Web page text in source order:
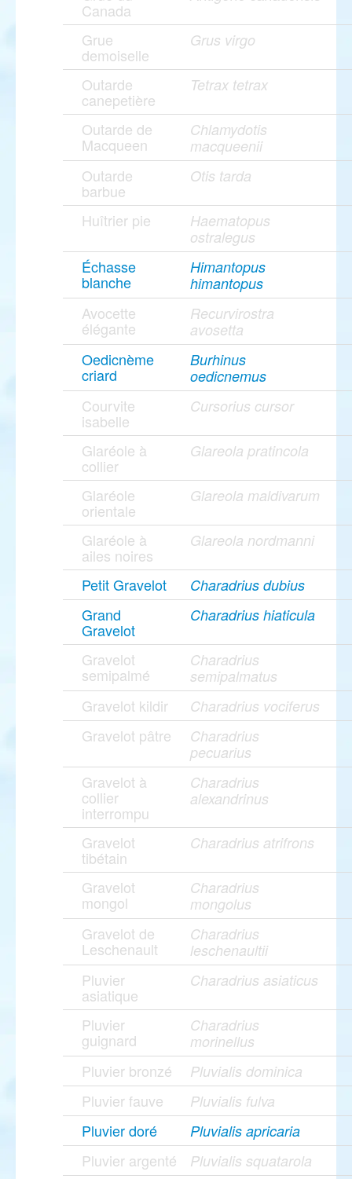
Canada
Grue
demoiselle
Grus virgo
Outarde
canepetière
Tetrax tetrax
Outarde de
Macqueen
Chlamydotis
macqueenii
Outarde
barbue
Otis tarda
Huîtrier pie
Haematopus
ostralegus
Échasse
blanche
Himantopus
himantopus
Avocette
élégante
Recurvirostra
avosetta
Oedicnème
criard
Burhinus
oedicnemus
Courvite
isabelle
Cursorius cursor
Glaréole à
collier
Glareola pratincola
Glaréole
orientale
Glareola maldivarum
Glaréole à
ailes noires
Glareola nordmanni
Petit Gravelot Charadrius dubius
Grand
Gravelot
Charadrius hiaticula
Gravelot
semipalmé
Charadrius
semipalmatus
Gravelot kildir Charadrius vociferus
Gravelot pâtre
Charadrius
pecuarius
Gravelot à
collier
interrompu
Charadrius
alexandrinus
Gravelot
tibétain
Charadrius atrifrons
Gravelot
mongol
Charadrius
mongolus
Gravelot de
Leschenault
Charadrius
leschenaultii
Pluvier
asiatique
Charadrius asiaticus
Pluvier
guignard
Charadrius
morinellus
Pluvier bronzé Pluvialis dominica
Pluvier fauve Pluvialis fulva
Pluvier doré Pluvialis apricaria
Pluvier argenté Pluvialis squatarola